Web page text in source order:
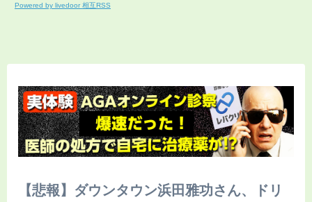
Powered by livedoor 相互RSS
【悲報】ダウンタウン浜田雅功さん、ドリ